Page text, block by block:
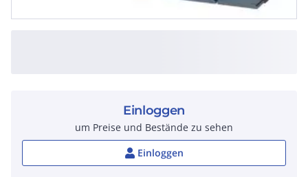
Einloggen
um Preise und Bestände zu sehen
Einloggen